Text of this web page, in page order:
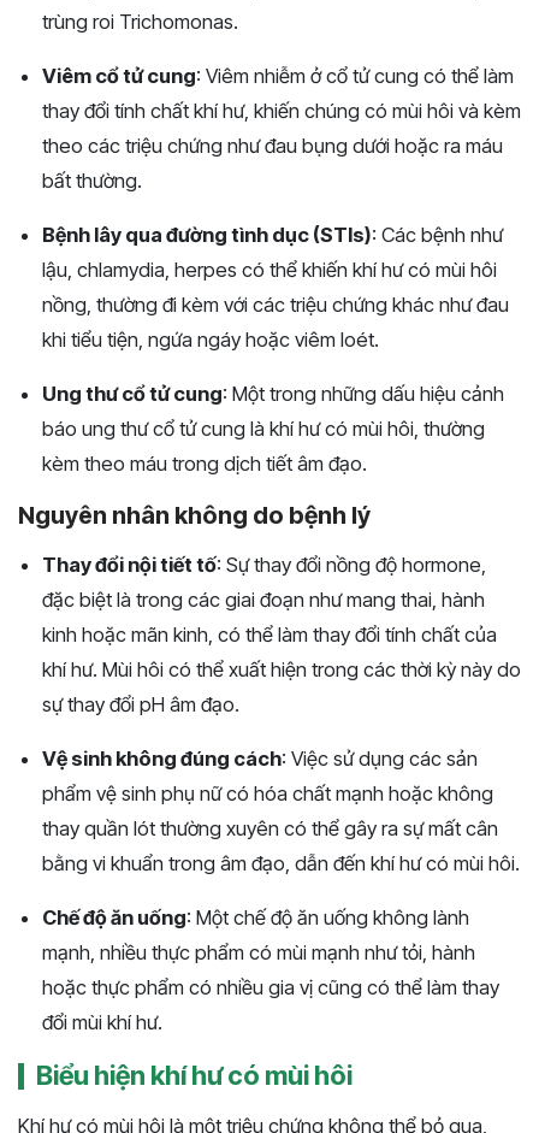
trùng roi Trichomonas.
Viêm cổ tử cung: Viêm nhiễm ở cổ tử cung có thể làm
thay đổi tính chất khí hư, khiến chúng có mùi hôi và kèm
theo các triệu chứng như đau bụng dưới hoặc ra máu
bất thường.
Bệnh lây qua đường tình dục (STIs): Các bệnh như
lậu, chlamydia, herpes có thể khiến khí hư có mùi hôi
nồng, thường đi kèm với các triệu chứng khác như đau
khi tiểu tiện, ngứa ngáy hoặc viêm loét.
Ung thư cổ tử cung: Một trong những dấu hiệu cảnh
báo ung thư cổ tử cung là khí hư có mùi hôi, thường
kèm theo máu trong dịch tiết âm đạo.
Nguyên nhân không do bệnh lý
Thay đổi nội tiết tố: Sự thay đổi nồng độ hormone,
đặc biệt là trong các giai đoạn như mang thai, hành
kinh hoặc mãn kinh, có thể làm thay đổi tính chất của
khí hư. Mùi hôi có thể xuất hiện trong các thời kỳ này do
sự thay đổi pH âm đạo.
Vệ sinh không đúng cách: Việc sử dụng các sản
phẩm vệ sinh phụ nữ có hóa chất mạnh hoặc không
thay quần lót thường xuyên có thể gây ra sự mất cân
bằng vi khuẩn trong âm đạo, dẫn đến khí hư có mùi hôi.
Chế độ ăn uống: Một chế độ ăn uống không lành
mạnh, nhiều thực phẩm có mùi mạnh như tỏi, hành
hoặc thực phẩm có nhiều gia vị cũng có thể làm thay
đổi mùi khí hư.
Biểu hiện khí hư có mùi hôi
Khí hư có mùi hôi là một triệu chứng không thể bỏ qua,